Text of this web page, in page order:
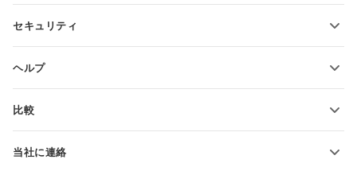
翻訳者向け
セキュリティ
ヘルプ
ヘルプ・センター
比較
ONLYOFFICE Docs vs Google Docs
当社に連絡